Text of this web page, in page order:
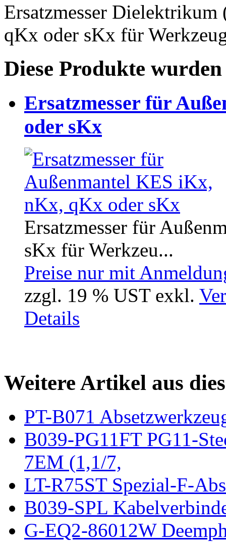
Ersatzmesser
qKx oder sKx für
Diese Produkte
Ersatzmesser für
oder sKx
Ersatzmesser für
sKx für Werkzeu...
Preise nur mit
zzgl. 19 % UST exkl.
Details
Weitere Artikel aus
PT-B071
B039-PG11FT PG11-
7EM (1,1/7,
LT-R75ST Spezial-F-
B039-SPL
G-EQ2-86012W